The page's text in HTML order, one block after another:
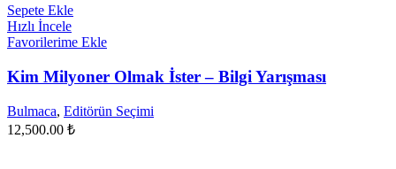
Sepete Ekle
Hızlı İncele
Favorilerime Ekle
Kim Milyoner Olmak İster – Bilgi Yarışması
Bulmaca, Editörün Seçimi
12,500.00 ₺